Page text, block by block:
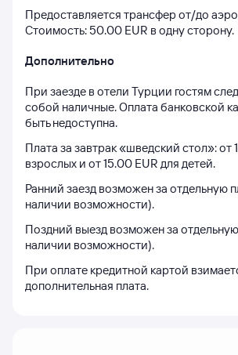
Предоставляется трансфер от/до
Стоимость: 50.00 EUR в одну сторону.
Дополнительно
При заезде в отели Турции гостям
собой наличные. Оплата банковской
быть недоступна.
Плата за завтрак «шведский стол»: от
Ранний заезд возможен за отдельную
Поздний выезд возможен за
При оплате кредитной картой
дополнительная плата.